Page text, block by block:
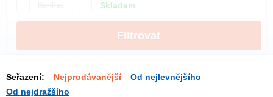
Skladem
Filtrovat
Seřazení: Nejprodávanější
Od nejlevnějšího
Od nejdražšího